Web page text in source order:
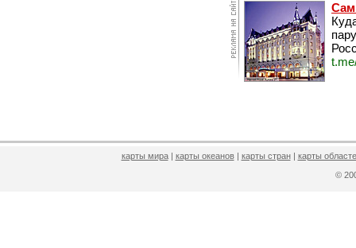
карты мира| карты океанов| карты стран| карты
©